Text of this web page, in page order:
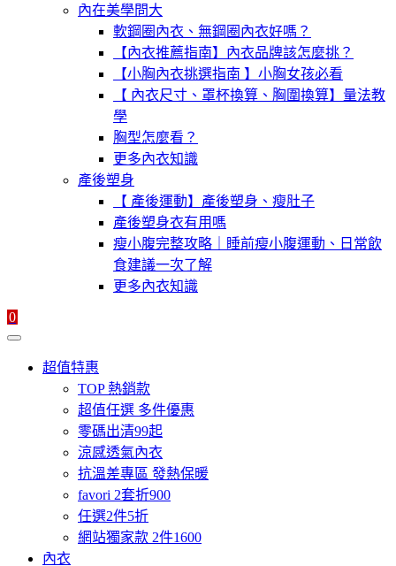
內在美學問大
軟鋼圈內衣、無鋼圈內衣好嗎？
【內衣推薦指南】內衣品牌該怎麼挑？
【小胸內衣挑選指南 】小胸女孩必看
【 內衣尺寸、罩杯換算、胸圍換算】量法教
學
胸型怎麼看？
更多內衣知識
產後塑身
【 產後運動】產後塑身、瘦肚子
產後塑身衣有用嗎
瘦小腹完整攻略｜睡前瘦小腹運動、日常飲
食建議一次了解
更多內衣知識
0
超值特惠
TOP 熱銷款
超值任選 多件優惠
零碼出清99起
涼感透氣內衣
抗溫差專區 發熱保暖
favori 2套折900
任選2件5折
網站獨家款 2件1600
內衣